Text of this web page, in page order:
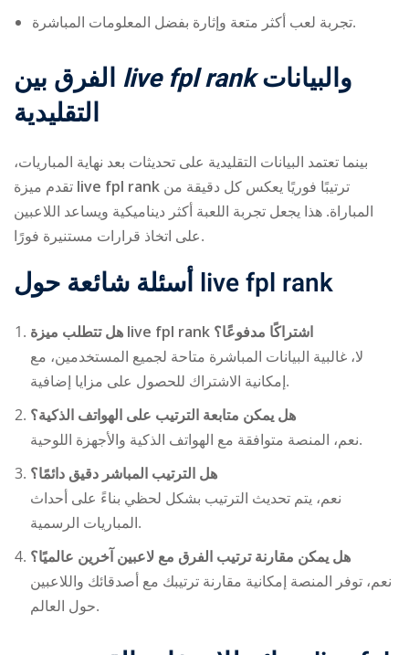
تجربة لعب أكثر متعة وإثارة بفضل المعلومات المباشرة.
live fpl rankوالبيانات
التقليدية
بينما تعتمد البيانات التقليدية على تحديثات بعد نهاية المباريات،
live fpl rank
المباراة. هذا يجعل تجربة اللعبة أكثر ديناميكية ويساعد اللاعبين
على اتخاذ قرارات مستنيرة فورًا.
live fpl rank
live fpl rank اشتراكًا مدفوعًا؟
لا، غالبية البيانات المباشرة متاحة لجميع المستخدمين، مع
إمكانية الاشتراك للحصول على مزايا إضافية.
هل يمكن متابعة الترتيب على الهواتف الذكية؟
نعم، المنصة متوافقة مع الهواتف الذكية والأجهزة اللوحية.
هل الترتيب المباشر دقيق دائمًا؟
نعم، يتم تحديث الترتيب بشكل لحظي بناءً على أحداث
المباريات الرسمية.
هل يمكن مقارنة ترتيب الفرق مع لاعبين آخرين عالميًا؟
نعم، توفر المنصة إمكانية مقارنة ترتيبك مع أصدقائك واللاعبين
حول العالم.